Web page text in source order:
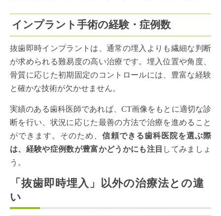
インプラント手術の経験・症例数
抜歯即時インプラントは、通常の埋入よりも繊細な判断
が求められる難易度の高い治療です。埋入位置や角度、
骨質に応じた初期固定のコントロールには、豊富な経験
と確かな技術が欠かせません。
実績のある歯科医師であれば、CT画像をもとに適切な診
断を行い、状況に応じた最善の方法で治療を進めること
ができます。そのため、信頼できる歯科医院を選ぶ際
は、経験や症例数が豊富かどうかにも注目 してみましょ
う。
「抜歯即時埋入」以外の治療法との違
い